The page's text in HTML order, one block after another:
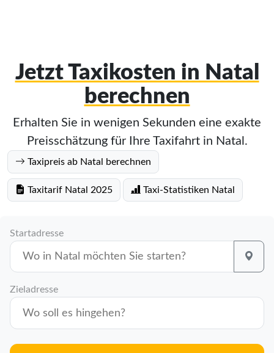
Jetzt Taxikosten in Natal
berechnen
Erhalten Sie in wenigen Sekunden eine exakte
Preisschätzung für Ihre Taxifahrt in Natal.
Taxipreis ab Natal berechnen
Taxitarif Natal 2025 Taxi-Statistiken Natal
Startadresse
Zieladresse